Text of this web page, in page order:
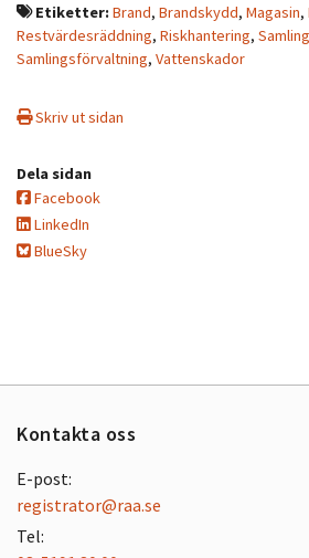
Etiketter:Brand, Brandskydd, Magasin,
Restvärdesräddning, Riskhantering,
Samlingsförvaltning, Vattenskador
Skriv ut sidan
Dela sidan
Facebook
LinkedIn
BlueSky
Kontakta oss
E-post:
registrator@raa.se
Tel: